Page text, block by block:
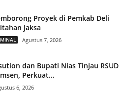
Proyek di Pemkab Deli
Jaksa
Agustus 7, 2026
dan Bupati Nias Tinjau RSUD
Perkuat...
6, 2026